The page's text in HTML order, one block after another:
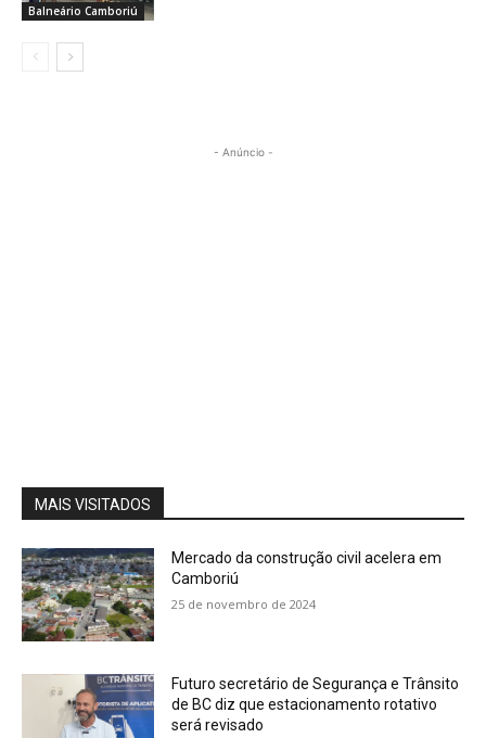
Balneário Camboriú
- Anúncio -
MAIS VISITADOS
Mercado da construção civil acelera em
Camboriú
25 de novembro de 2024
Futuro secretário de Segurança e Trânsito
de BC diz que estacionamento rotativo
será revisado